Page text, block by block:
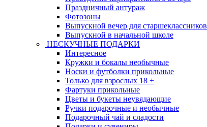
Праздничный антураж
Фотозоны
Выпускной вечер для старшеклассников
Выпускной в начальной школе
НЕСКУЧНЫЕ ПОДАРКИ
Интересное
Кружки и бокалы необычные
Носки и футболки прикольные
Только для взрослых 18 +
Фартуки прикольные
Цветы и букеты неувядающие
Ручки подарочные и необычные
Подарочный чай и сладости